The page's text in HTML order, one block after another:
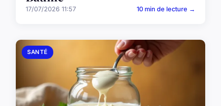
17/07/2026 11:57 10 min de lecture →
SANTÉ